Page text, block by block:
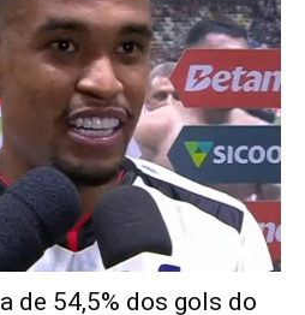
de 54,5% dos gols do